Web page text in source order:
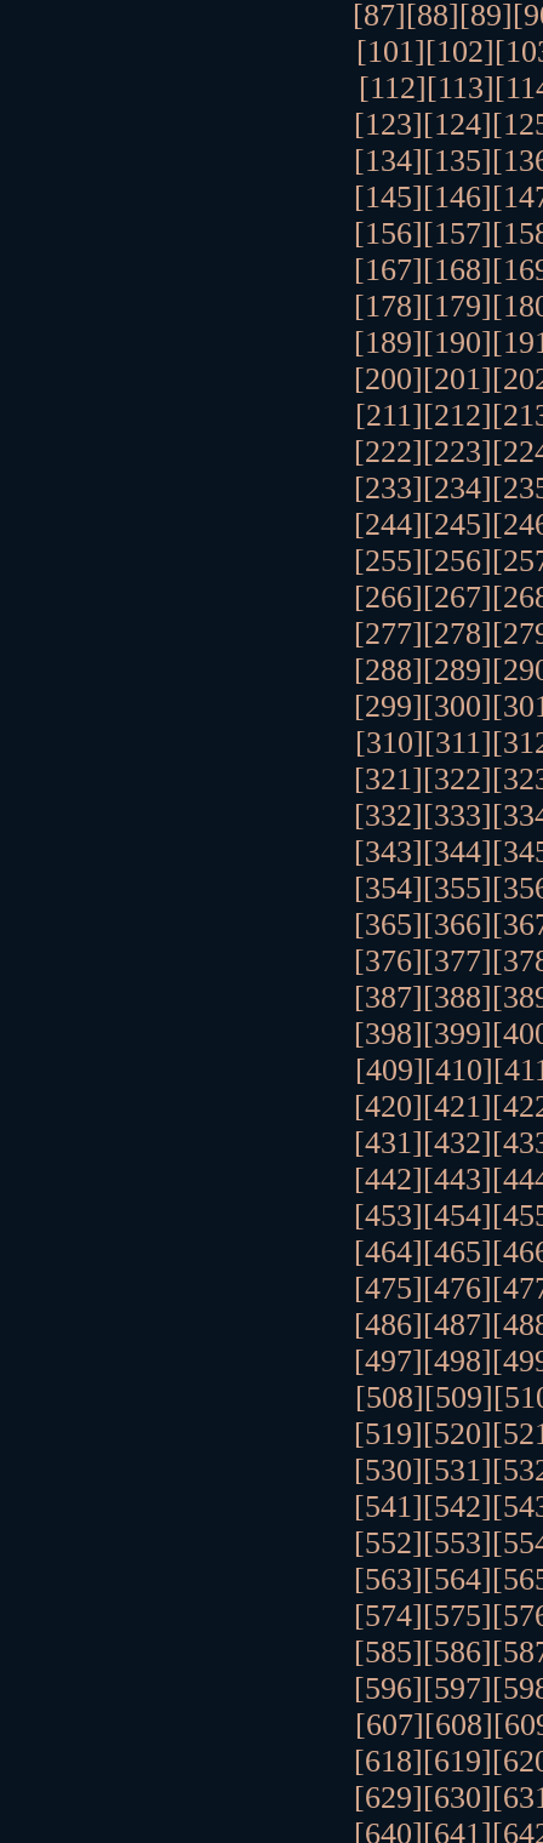
[87][88][89]
[101][102]
[112][113]
[123][124]
[134][135]
[145][146]
[156][157]
[167][168]
[178][179]
[189][190]
[200][201]
[211][212]
[222][223]
[233][234]
[244][245]
[255][256]
[266][267]
[277][278]
[288][289]
[299][300]
[310][311]
[321][322]
[332][333]
[343][344]
[354][355]
[365][366]
[376][377]
[387][388]
[398][399]
[409][410]
[420][421]
[431][432]
[442][443]
[453][454]
[464][465]
[475][476]
[486][487]
[497][498]
[508][509]
[519][520]
[530][531]
[541][542]
[552][553]
[563][564]
[574][575]
[585][586]
[596][597]
[607][608]
[618][619]
[629][630]
[640][641]